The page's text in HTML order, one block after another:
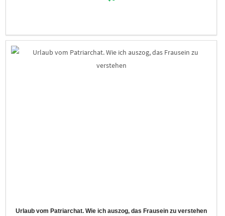
Urlaub vom Patriarchat. Wie ich auszog, das Frausein zu verstehen